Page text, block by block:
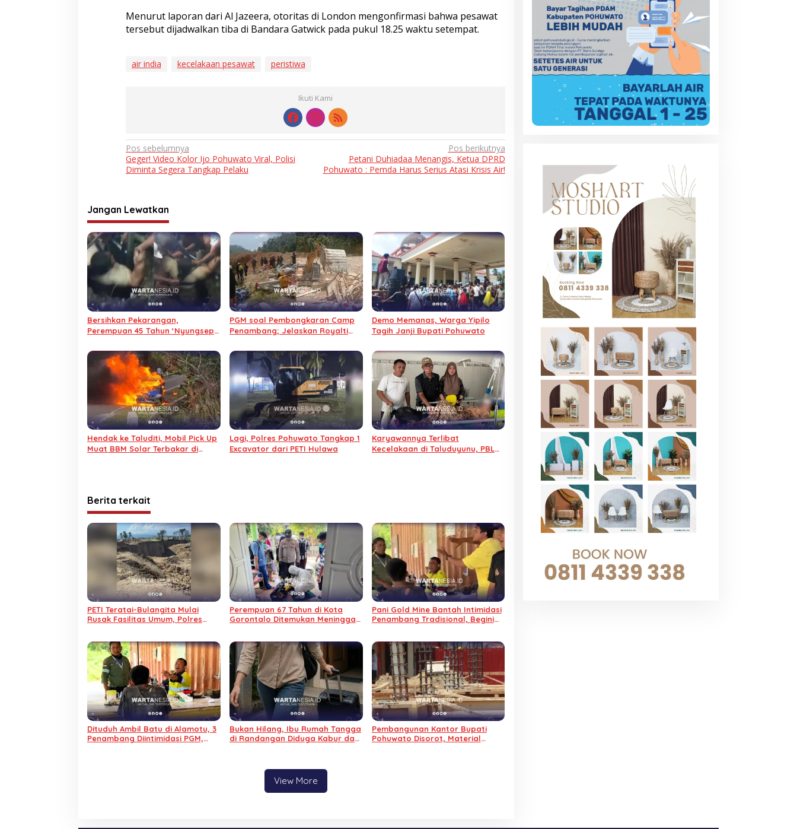
Menurut laporan dari Al Jazeera, otoritas di London mengonfirmasi bahwa pesawat
tersebut dijadwalkan tiba di Bandara Gatwick pada pukul 18.25 waktu setempat.
air india kecelakaan pesawat peristiwa
Ikuti Kami
Navigasi
pos
Pos sebelumnya
Geger! Video Kolor Ijo Pohuwato Viral, Polisi
Diminta Segera Tangkap Pelaku
Pos berikutnya
Petani Duhiadaa Menangis, Ketua DPRD
Pohuwato : Pemda Harus Serius Atasi Krisis Air!
Jangan Lewatkan
Bersihkan Pekarangan,
Perempuan 45 Tahun ‘Nyungsep’
PGM soal Pembongkaran Camp
Penambang; Jelaskan Royalti
Demo Memanas, Warga Yipilo
Tagih Janji Bupati Pohuwato
Hendak ke Taluditi, Mobil Pick Up
Muat BBM Solar Terbakar di
Lagi, Polres Pohuwato Tangkap 1
Excavator dari PETI Hulawa
Karyawannya Terlibat
Kecelakaan di Taluduyunu, PBL
Berita terkait
PETI Teratai-Bulangita Mulai
Rusak Fasilitas Umum, Polres
Perempuan 67 Tahun di Kota
Gorontalo Ditemukan Meninggal
Pani Gold Mine Bantah Intimidasi
Penambang Tradisional, Begini
Dituduh Ambil Batu di Alamotu, 3
Penambang Diintimidasi PGM,
Bukan Hilang, Ibu Rumah Tangga
di Randangan Diduga Kabur dari
Pembangunan Kantor Bupati
Pohuwato Disorot, Material
View More